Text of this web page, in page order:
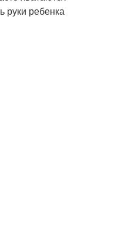
руки ребенка